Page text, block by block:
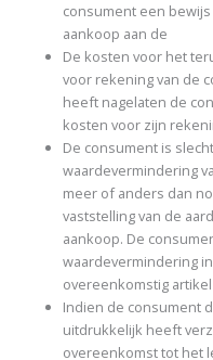
consument een
aankoop aan de
De kosten voor het
voor rekening van de
heeft nagelaten de
kosten voor zijn
De consument is
waardevermindering
meer of anders dan
vaststelling van de
aankoop. De
waardevermindering
overeenkomstig
Indien de consument
uitdrukkelijk heeft
overeenkomst tot het